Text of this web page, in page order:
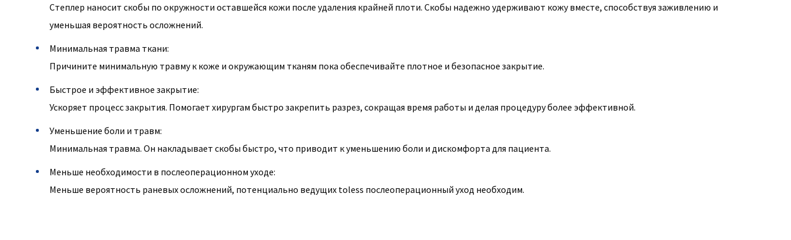
Степлер наносит скобы по окружности оставшейся кожи после удаления крайней плоти. Скобы надежно удерживают кожу вместе, способствуя заживлению и
уменьшая вероятность осложнений.
Минимальная травма ткани:
Причините минимальную травму к коже и окружающим тканям пока обеспечивайте плотное и безопасное закрытие.
Быстрое и эффективное закрытие:
Ускоряет процесс закрытия. Помогает хирургам быстро закрепить разрез, сокращая время работы и делая процедуру более эффективной.
Уменьшение боли и травм:
Минимальная травма. Он накладывает скобы быстро, что приводит к уменьшению боли и дискомфорта для пациента.
Меньше необходимости в послеоперационном уходе:
Меньше вероятность раневых осложнений, потенциально ведущих toless послеоперационный уход необходим.